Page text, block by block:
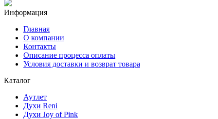
Информация
Главная
О компании
Контакты
Описание процесса оплаты
Условия доставки и возврат товара
Каталог
Аутлет
Духи Reni
Духи Joy of Pink